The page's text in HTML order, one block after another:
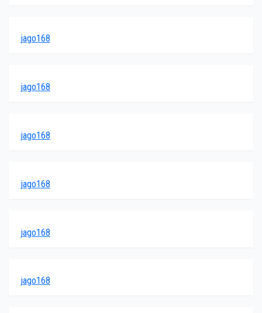
jago168
jago168
jago168
jago168
jago168
jago168